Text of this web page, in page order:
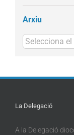
Arxiu
Arxius
La Delegació
A la Delegació